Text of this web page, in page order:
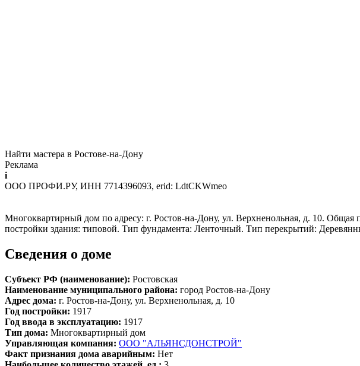
Найти мастера в Ростове-на-Дону
Реклама
i
ООО ПРОФИ.РУ, ИНН 7714396093, erid: LdtCKWmeo
Многоквартирный дом по адресу: г. Ростов-на-Дону, ул. Верхненольная, д. 10.
постройки здания: типовой. Тип фундамента: Ленточный. Тип перекрытий:
Сведения о доме
Субъект РФ (наименование): Ростовская
Наименование муниципального района: город Ростов-на-Дону
Адрес дома: г. Ростов-на-Дону, ул. Верхненольная, д. 10
Год постройки: 1917
Год ввода в эксплуатацию: 1917
Тип дома: Многоквартирный дом
Управляющая компания: ООО "АЛЬЯНСДОНСТРОЙ"
Факт признания дома аварийным: Нет